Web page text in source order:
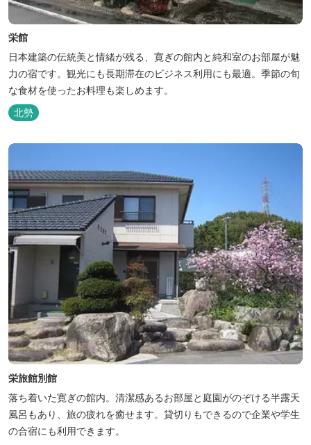
栄館
日本建築の伝統美と情緒が残る、寛ぎの館内と純和室のお部屋が魅
力の宿です。観光にも長期滞在のビジネス利用にも最適。季節の旬
な食材を使ったお料理も楽しめます。
北勢
栄旅館別館
落ち着いた寛ぎの館内。清潔感あるお部屋と庭園がのぞける半露天
風呂もあり、旅の疲れを癒せます。貸切りもできるので企業や学生
の合宿にも利用できます。